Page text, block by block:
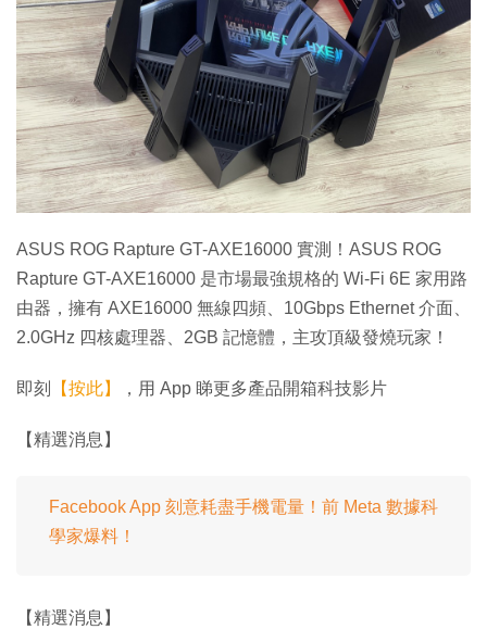
特集
ASUS ROG Rapture GT-AXE16000 實測！ASUS ROG
Rapture GT-AXE16000 是市場最強規格的 Wi-Fi 6E 家用路
由器，擁有 AXE16000 無線四頻、10Gbps Ethernet 介面、
2.0GHz 四核處理器、2GB 記憶體，主攻頂級發燒玩家！
即刻 【按此】 ，用 App 睇更多產品開箱科技影片
【精選消息】
Facebook App 刻意耗盡手機電量！前 Meta 數據科
學家爆料！
【精選消息】